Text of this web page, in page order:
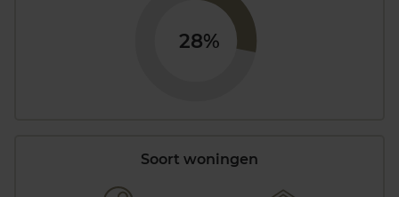
28%
Soort woningen